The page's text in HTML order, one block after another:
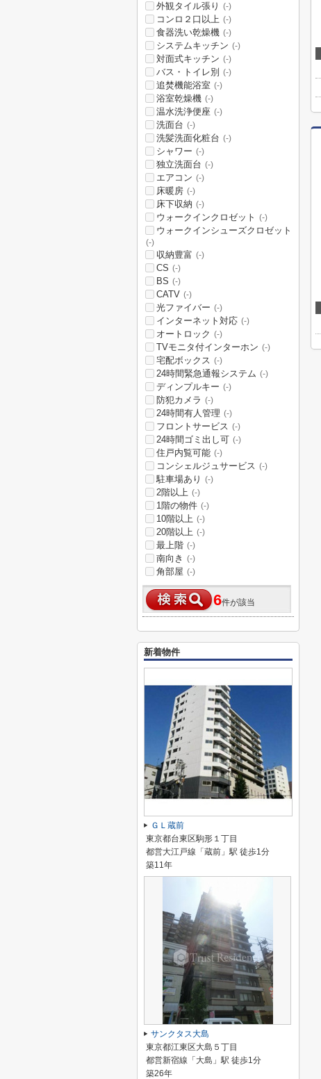
外観タイル張り (-)
コンロ２口以上 (-)
食器洗い乾燥機 (-)
システムキッチン (-)
対面式キッチン (-)
バス・トイレ別 (-)
追焚機能浴室 (-)
浴室乾燥機 (-)
温水洗浄便座 (-)
洗面台 (-)
洗髪洗面化粧台 (-)
シャワー (-)
独立洗面台 (-)
エアコン (-)
床暖房 (-)
床下収納 (-)
ウォークインクロゼット (-)
ウォークインシューズクロゼット
(-)
収納豊富 (-)
CS (-)
BS (-)
CATV (-)
光ファイバー (-)
インターネット対応 (-)
オートロック (-)
TVモニタ付インターホン (-)
宅配ボックス (-)
24時間緊急通報システム (-)
ディンプルキー (-)
防犯カメラ (-)
24時間有人管理 (-)
フロントサービス (-)
24時間ゴミ出し可 (-)
住戸内覧可能 (-)
コンシェルジュサービス (-)
駐車場あり (-)
2階以上 (-)
1階の物件 (-)
10階以上 (-)
20階以上 (-)
最上階 (-)
南向き (-)
角部屋 (-)
6件が該当
新着物件
ＧＬ蔵前
東京都台東区駒形１丁目
都営大江戸線「蔵前」駅 徒歩1分
築11年
サンクタス大島
東京都江東区大島５丁目
都営新宿線「大島」駅 徒歩1分
築26年